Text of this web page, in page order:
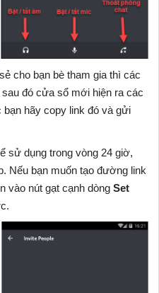
cho bạn bè tham gia thì các
sau đó cửa sổ mới hiện ra các
hãy copy link đó và gửi
sử dụng trong vòng 24 giờ,
Nếu bạn muốn tạo đường link
vào nút gạt cạnh dòngSet